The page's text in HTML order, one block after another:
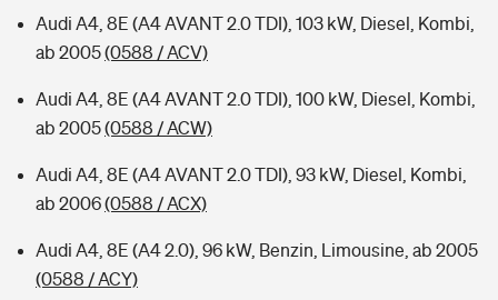
Audi A4, 8E (A4 AVANT 2.0 TDI), 103 kW, Diesel, Kombi,
ab 2005(0588 / ACV)
Audi A4, 8E (A4 AVANT 2.0 TDI), 100 kW, Diesel, Kombi,
ab 2005(0588 / ACW)
Audi A4, 8E (A4 AVANT 2.0 TDI), 93 kW, Diesel, Kombi,
ab 2006(0588 / ACX)
Audi A4, 8E (A4 2.0), 96 kW, Benzin, Limousine, ab 2005
(0588 / ACY)